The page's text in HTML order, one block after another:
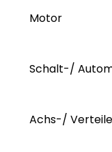
Motor
Schalt-/
Achs-/